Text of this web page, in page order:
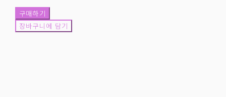
구매하기
장바구니에 담기